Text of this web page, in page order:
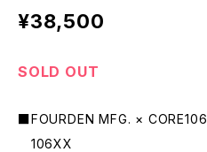
¥38,500
SOLD OUT
■FOURDEN MFG. × CORE106
106XX